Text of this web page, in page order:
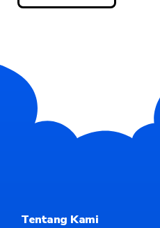
Tentang Kami